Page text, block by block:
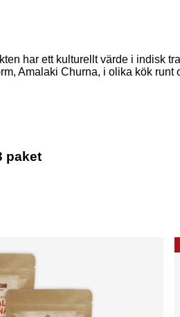
har ett kulturellt värde i indisk
Amalaki Churna, i olika kök
paket